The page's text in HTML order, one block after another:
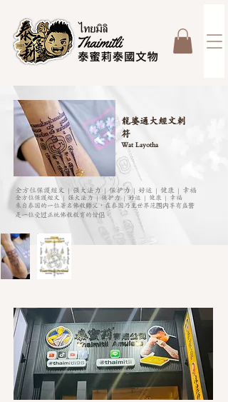
龍婆通大經文刺
符
Wat Layotha
全方位保護經文 | 强大法力 | 保护力 | 好运 | 健康 | 幸福
來自泰国的一位著名佛教师父，在泰国乃至世界范围内享有盛誉
是一位受过正统佛教教育的僧侣。
全方位保護經文 | 强大法力 | 保护力 | 好运 | 健康 | 幸福